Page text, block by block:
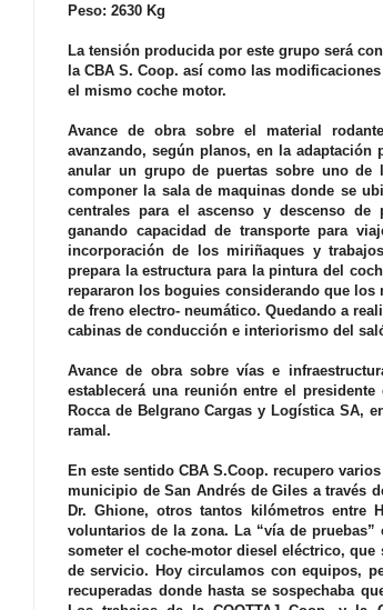
Peso: 2630 Kg
La tensión producida por este grupo será
la CBA S. Coop. así como las
el mismo coche motor.
Avance de obra sobre el material
avanzando, según planos, en la
anular un grupo de puertas sobre uno de
componer la sala de maquinas donde se
centrales para el ascenso y descenso de
ganando capacidad de transporte para
incorporación de los miriñaques y
prepara la estructura para la pintura del
repararon los boguies considerando que
de freno electro- neumático. Quedando a
cabinas de conducción e interiorismo del
Avance de obra sobre vías e
establecerá una reunión entre el
Rocca de Belgrano Cargas y Logística SA,
ramal.
En este sentido CBA S.Coop. recupero
municipio de San Andrés de Giles a través
Dr. Ghione, otros tantos kilómetros entre
voluntarios de la zona. La “vía de
someter el coche-motor diesel eléctrico,
de servicio. Hoy circulamos con equipos,
recuperadas donde hasta se sospechaba